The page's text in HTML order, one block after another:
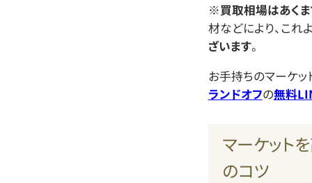
※買取相場はあく
材などにより、これ
ざいます。
お手持ちのマーケ
ランドオフの無料
マーケット
のコツ